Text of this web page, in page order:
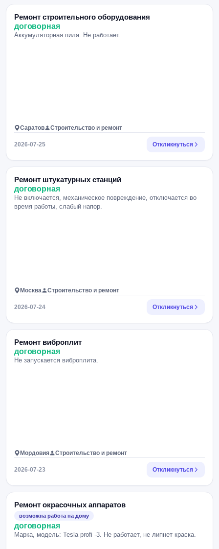
Ремонт строительного оборудования
договорная
Аккумуляторная пила. Не работает.
Саратов Строительство и ремонт
2026-07-25 Откликнуться
Ремонт штукатурных станций
договорная
Не включается, механическое повреждение, отключается во
время работы, слабый напор.
Москва Строительство и ремонт
2026-07-24 Откликнуться
Ремонт виброплит
договорная
Не запускается виброплита.
Мордовия Строительство и ремонт
2026-07-23 Откликнуться
Ремонт окрасочных аппаратов
возможна работа на дому
договорная
Марка, модель: Tesla profi -3. Не работает, не липнет краска.